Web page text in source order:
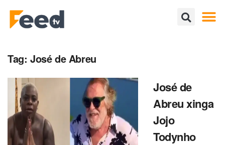
Tag: José de Abreu
José de
Abreu xinga
Jojo
Todynho